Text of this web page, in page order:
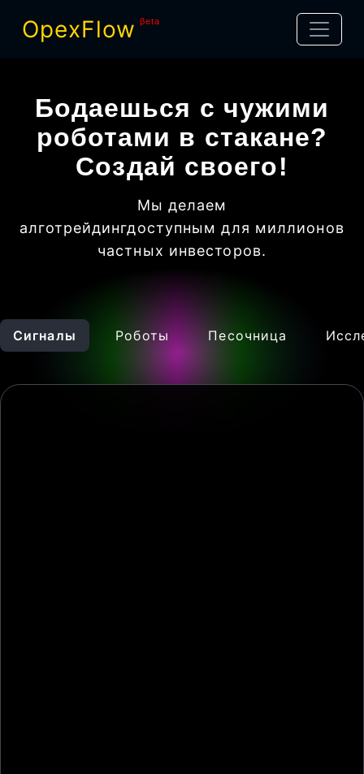
OpexFlow βeta
Бодаешься с чужими
роботами в стакане?
Создай своего!
Мы делаем
алготрейдингдоступным для миллионов
частных инвесторов.
Сигналы Роботы Песочница